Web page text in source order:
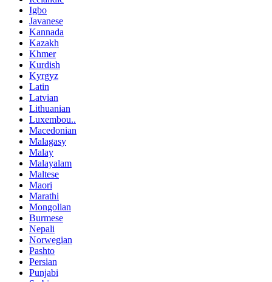
Igbo
Javanese
Kannada
Kazakh
Khmer
Kurdish
Kyrgyz
Latin
Latvian
Lithuanian
Luxembou..
Macedonian
Malagasy
Malay
Malayalam
Maltese
Maori
Marathi
Mongolian
Burmese
Nepali
Norwegian
Pashto
Persian
Punjabi